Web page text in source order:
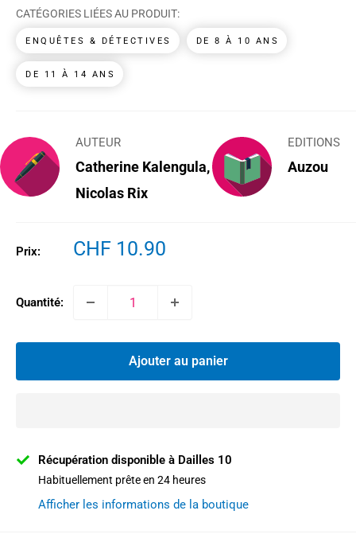
CATÉGORIES LIÉES AU PRODUIT:
ENQUÊTES & DÉTECTIVES DE 8 À 10 ANS
DE 11 À 14 ANS
AUTEUR
Catherine Kalengula,
Nicolas Rix
EDITIONS
Auzou
Prix:
Prix
CHF 10.90
Quantité:
Ajouter au panier
Récupération disponible à Dailles 10
Habituellement prête en 24 heures
Afficher les informations de la boutique